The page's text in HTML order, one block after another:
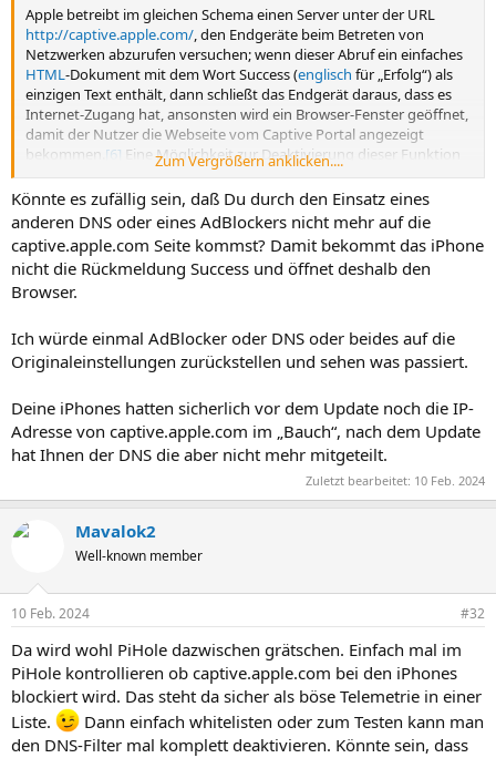
Apple betreibt im gleichen Schema einen Server unter der URL
http://captive.apple.com/, den Endgeräte beim Betreten von
Netzwerken abzurufen versuchen; wenn dieser Abruf ein einfaches
HTML-Dokument mit dem Wort Success (englisch für „Erfolg“) als
einzigen Text enthält, dann schließt das Endgerät daraus, dass es
Internet-Zugang hat, ansonsten wird ein Browser-Fenster geöffnet,
damit der Nutzer die Webseite vom Captive Portal angezeigt
bekommen. [6] Eine Möglichkeit zur Deaktivierung dieser Funktion
ist nicht bekannt und unteriOSnicht vorgesehen.
Zum Vergrößern anklicken....
Könnte es zufällig sein, daß Du durch den Einsatz eines
anderen DNS oder eines AdBlockers nicht mehr auf die
captive.apple.com Seite kommst? Damit bekommt das iPhone
nicht die Rückmeldung Success und öffnet deshalb den
Browser.
Ich würde einmal AdBlocker oder DNS oder beides auf die
Originaleinstellungen zurückstellen und sehen was passiert.
Deine iPhones hatten sicherlich vor dem Update noch die IP-
Adresse von captive.apple.com im „Bauch“, nach dem Update
hat Ihnen der DNS die aber nicht mehr mitgeteilt.
Zuletzt bearbeitet: 10 Feb. 2024
Mavalok2
Well-known member
10 Feb. 2024 #32
Da wird wohl PiHole dazwischen grätschen. Einfach mal im
PiHole kontrollieren ob captive.apple.com bei den iPhones
blockiert wird. Das steht da sicher als böse Telemetrie in einer
Liste.
Dann einfach whitelisten oder zum Testen kann man
den DNS-Filter mal komplett deaktivieren. Könnte sein, dass